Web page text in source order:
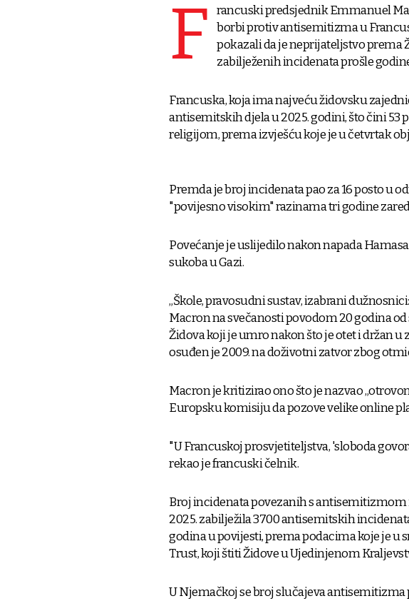
F
rancuski predsjednik Emmanuel
borbi protiv antisemitizma u
pokazali da je neprijateljstvo prema
zabilježenih incidenata prošle
Francuska, koja ima najveću židovsku
antisemitskih djela u 2025. godini, što čini 53
religijom, prema izvješću koje je u četvrtak
Premda je broj incidenata pao za 16 posto u
"povijesno visokim" razinama tri godine
Povećanje je uslijedilo nakon napada
sukoba u Gazi.
„Škole, pravosudni sustav, izabrani
Macron na svečanosti povodom 20 godina
Židova koji je umro nakon što je otet i držan u
osuđen je 2009. na doživotni zatvor zbog
Macron je kritizirao ono što je nazvao
Europsku komisiju da pozove velike online
"U Francuskoj prosvjetiteljstva, 'sloboda
rekao je francuski čelnik.
Broj incidenata povezanih s antisemitizmom
2025. zabilježila 3700 antisemitskih
godina u povijesti, prema podacima koje je
Trust, koji štiti Židove u Ujedinjenom
U Njemačkoj se broj slučajeva